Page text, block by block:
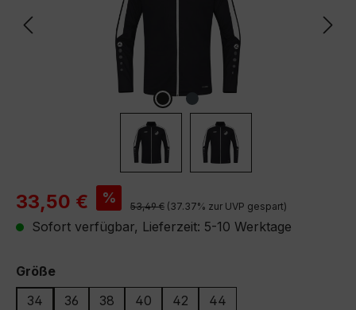
Verkaufspreis:
33,50 € % Regulärer Preis:
53,49 € (37.37% zur UVP gespart)
Sofort verfügbar, Lieferzeit: 5-10 Werktage
Größeauswählen
34
36 38 40 42 44